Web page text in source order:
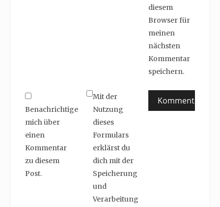
diesem
Browser für
meinen
nächsten
Kommentar
speichern.
Benachrichtige
mich über
einen
Kommentar
zu diesem
Post.
Mit der
Nutzung
dieses
Formulars
erklärst du
dich mit der
Speicherung
und
Verarbeitung